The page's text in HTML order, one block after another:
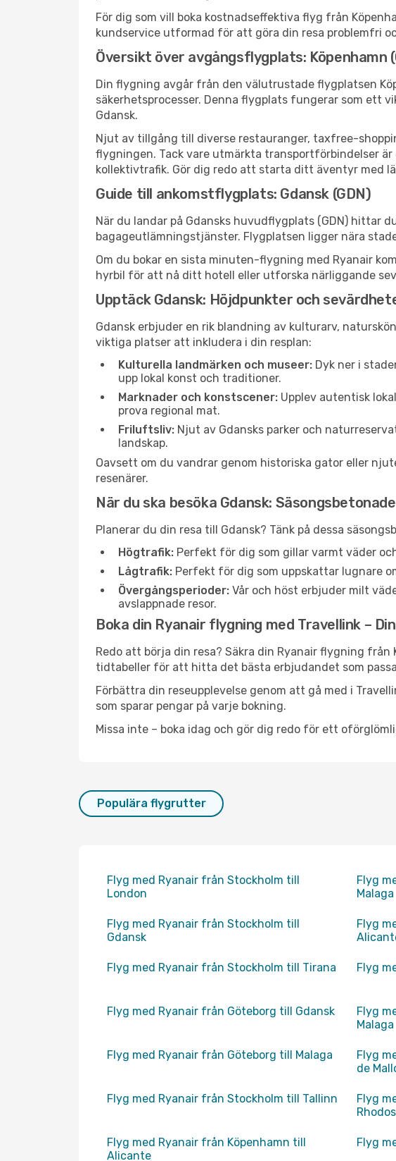
För dig som vill boka kostnadseffektiva flyg från
kundservice utformad för att göra din resa problemfri
Översikt över avgångsflygplats: Köpenhamn
Din flygning avgår från den välutrustade flygplatsen
säkerhetsprocesser. Denna flygplats fungerar som ett
Gdansk.
Njut av tillgång till diverse restauranger, taxfree-
flygningen. Tack vare utmärkta transportförbindelser
kollektivtrafik. Gör dig redo att starta ditt äventyr med
Guide till ankomstflygplats: Gdansk (GDN)
När du landar på Gdansks huvudflygplats (GDN) hittar
bagageutlämningstjänster. Flygplatsen ligger nära
Om du bokar en sista minuten-flygning med Ryanair
hyrbil för att nå ditt hotell eller utforska närliggande
Upptäck Gdansk: Höjdpunkter och
Gdansk erbjuder en rik blandning av kulturarv,
viktiga platser att inkludera i din resplan:
Kulturella landmärken och museer: Dyk ner i
upp lokal konst och traditioner.
Marknader och konstscener: Upplev autentisk
prova regional mat.
Friluftsliv: Njut av Gdansks parker och
landskap.
Oavsett om du vandrar genom historiska gator eller
resenärer.
När du ska besöka Gdansk:
Planerar du din resa till Gdansk? Tänk på dessa
Högtrafik: Perfekt för dig som gillar varmt väder
Lågtrafik: Perfekt för dig som uppskattar lugnare
Övergångsperioder: Vår och höst erbjuder milt
avslappnade resor.
Boka din Ryanair flygning med Travellink –
Redo att börja din resa? Säkra din Ryanair flygning
tidtabeller för att hitta det bästa erbjudandet som
Förbättra din reseupplevelse genom att gå med i
som sparar pengar på varje bokning.
Missa inte – boka idag och gör dig redo för ett
Populära flygrutter
Flyg med Ryanair från Stockholm till
London
Flyg
Malaga
Flyg med Ryanair från Stockholm till
Gdansk
Flyg
Flyg med Ryanair från Stockholm till Tirana Flyg
Flyg med Ryanair från Göteborg till Gdansk
Flyg
Malaga
Flyg med Ryanair från Göteborg till Malaga
Flyg
de
Flyg med Ryanair från Stockholm till Tallinn
Flyg
Rhodos
Flyg med Ryanair från Köpenhamn till
Alicante
Flyg